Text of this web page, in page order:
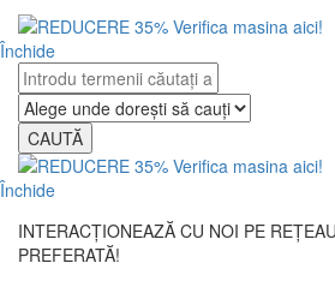
Închide
CAUTĂ
Închide
INTERACȚIONEAZĂ CU NOI PE
PREFERATĂ!